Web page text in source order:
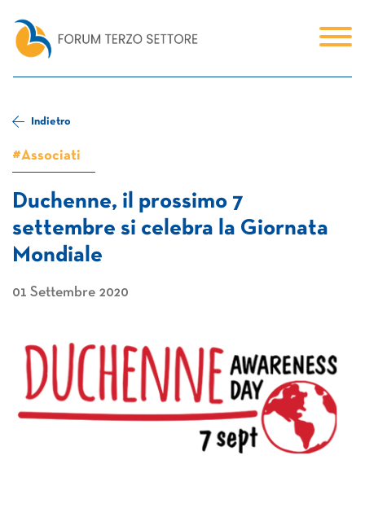
Indietro
#Associati
Duchenne, il prossimo 7
settembre si celebra la Giornata
Mondiale
01 Settembre 2020